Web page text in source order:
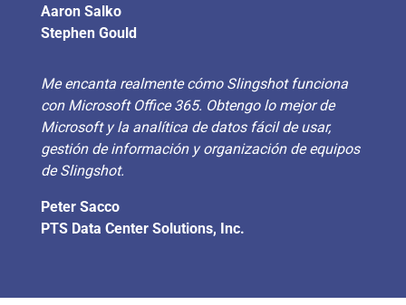
Aaron Salko
Stephen Gould
Me encanta realmente cómo Slingshot funciona
con Microsoft Office 365. Obtengo lo mejor de
Microsoft y la analítica de datos fácil de usar,
gestión de información y organización de equipos
de Slingshot.
Peter Sacco
PTS Data Center Solutions, Inc.